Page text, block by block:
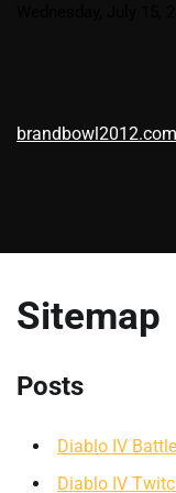
brandbowl2012.com
Sitemap
Posts
Diablo IV
Diablo IV